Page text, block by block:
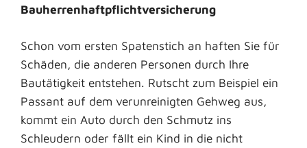
Bauherrenhaftpflichtversicherung
Schon vom ersten Spatenstich an haften Sie für
Schäden, die anderen Personen durch Ihre
Bautätigkeit entstehen. Rutscht zum Beispiel ein
Passant auf dem verunreinigten Gehweg aus,
kommt ein Auto durch den Schmutz ins
Schleudern oder fällt ein Kind in die nicht